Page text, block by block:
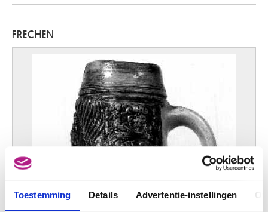
Toestemming Details Advertentie-instellingen
FRECHEN